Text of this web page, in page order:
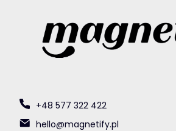
+48 577 322 422
hello@magnetify.pl